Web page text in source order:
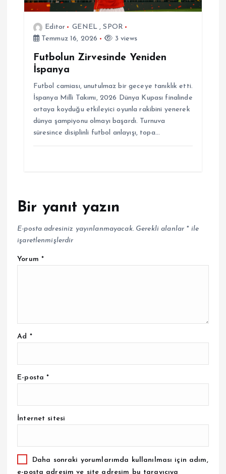
Editor GENEL,SPOR
Temmuz 16, 2026
3 views
Futbolun Zirvesinde Yeniden
İspanya
Futbol camiası, unutulmaz bir geceye tanıklık etti.
İspanya Milli Takımı, 2026 Dünya Kupası finalinde
ortaya koyduğu etkileyici oyunla rakibini yenerek
dünya şampiyonu olmayı başardı. Turnuva
süresince disiplinli futbol anlayışı, topa…
Bir yanıt yazın
E-posta adresiniz yayınlanmayacak. Gerekli alanlar *ile
işaretlenmişlerdir
Yorum *
Ad *
E-posta*
İnternet sitesi
Daha sonraki yorumlarımda kullanılması için adım,
e-posta adresim ve site adresim bu tarayıcıya